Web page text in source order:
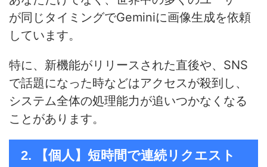
が同じタイミングでGeminiに画像生成を依頼
しています。
特に、新機能がリリースされた直後や、SNS
で話題になった時などはアクセスが殺到し、
システム全体の処理能力が追いつかなくなる
ことがあります。
2. 【個人】短時間で連続リクエスト